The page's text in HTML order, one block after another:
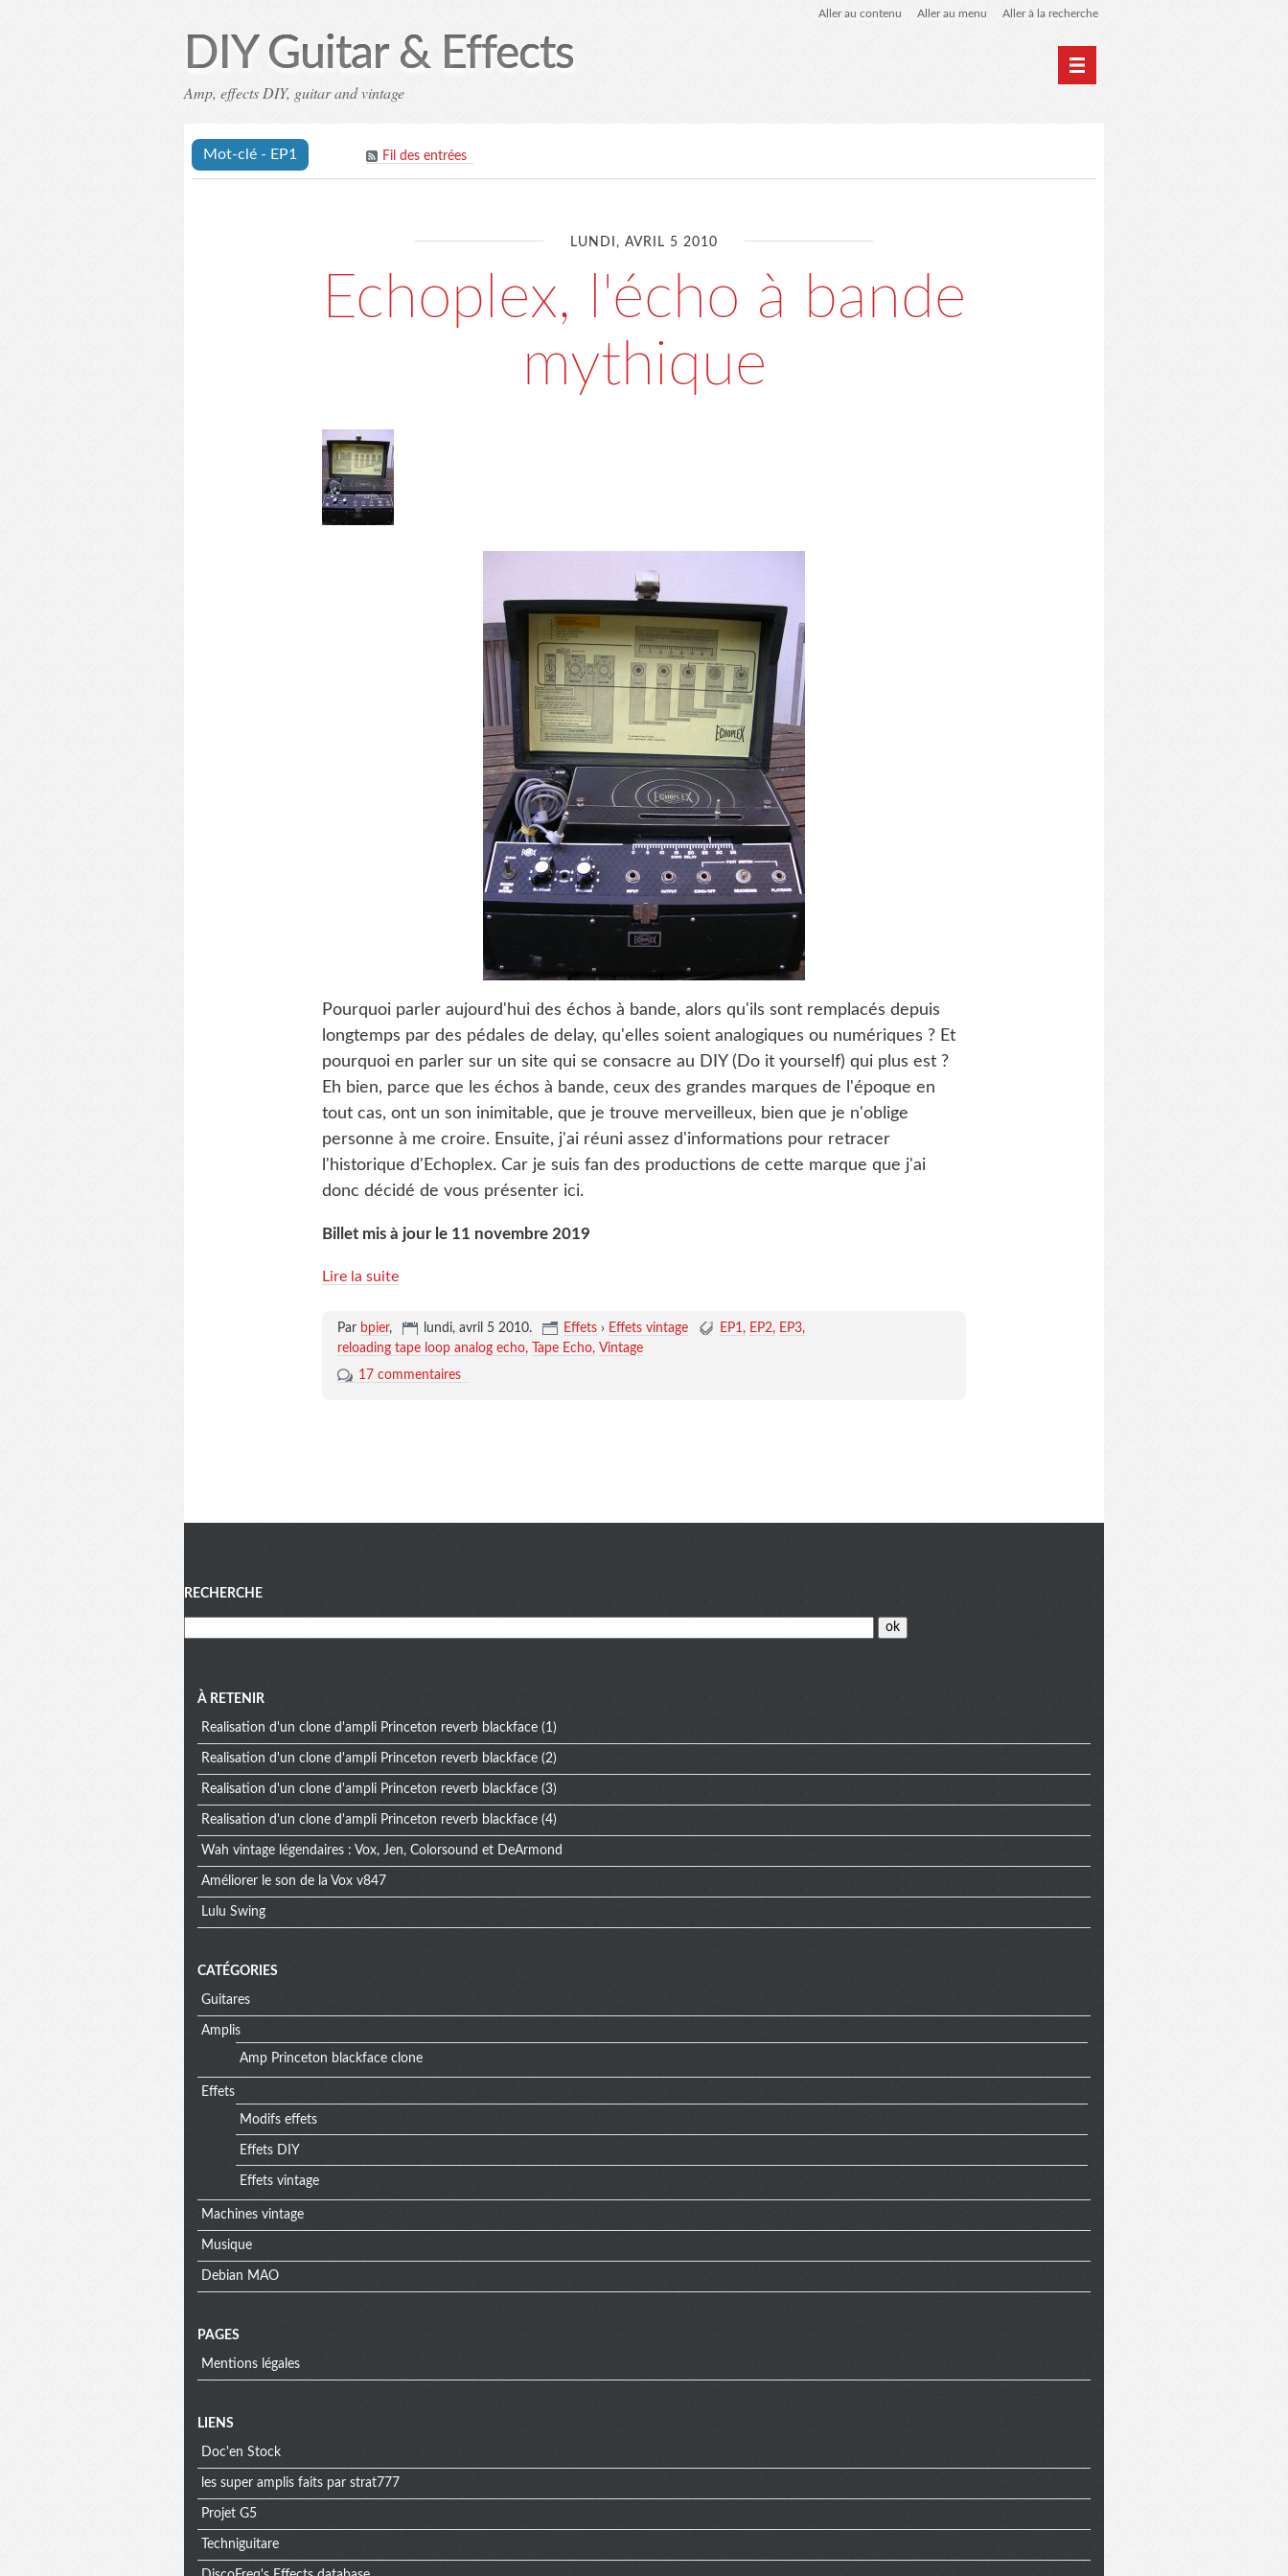
Aller au contenu Aller au menu Aller à la recherche
DIY Guitar & Effects
Amp, effects DIY, guitar and vintage
Mot-clé - EP1
Fil des entrées
LUNDI, AVRIL 5 2010
Echoplex, l'écho à bande
mythique
Pourquoi parler aujourd'hui des échos à bande, alors qu'ils sont remplacés depuis
longtemps par des pédales de delay, qu'elles soient analogiques ou numériques ? Et
pourquoi en parler sur un site qui se consacre au DIY (Do it yourself) qui plus est ?
Eh bien, parce que les échos à bande, ceux des grandes marques de l'époque en
tout cas, ont un son inimitable, que je trouve merveilleux, bien que je n'oblige
personne à me croire. Ensuite, j'ai réuni assez d'informations pour retracer
l'historique d'Echoplex. Car je suis fan des productions de cette marque que j'ai
donc décidé de vous présenter ici.
Billet mis à jour le 11 novembre 2019
Lire la suite
Par bpier, lundi, avril 5 2010. Effets› Effets vintage EP1 EP2
EP3
reloading tape loop analog echo
Tape Echo Vintage
17 commentaires
Menu
RECHERCHE
À RETENIR
Realisation d'un clone d'ampli Princeton reverb blackface (1)
Realisation d'un clone d'ampli Princeton reverb blackface (2)
Realisation d'un clone d'ampli Princeton reverb blackface (3)
Realisation d'un clone d'ampli Princeton reverb blackface (4)
Wah vintage légendaires : Vox, Jen, Colorsound et DeArmond
Améliorer le son de la Vox v847
Lulu Swing
CATÉGORIES
Guitares
Amplis
Amp Princeton blackface clone
Effets
Modifs effets
Effets DIY
Effets vintage
Machines vintage
Musique
Debian MAO
PAGES
Mentions légales
Menu
extra
LIENS
Doc'en Stock
les super amplis faits par strat777
Projet G5
Techniguitare